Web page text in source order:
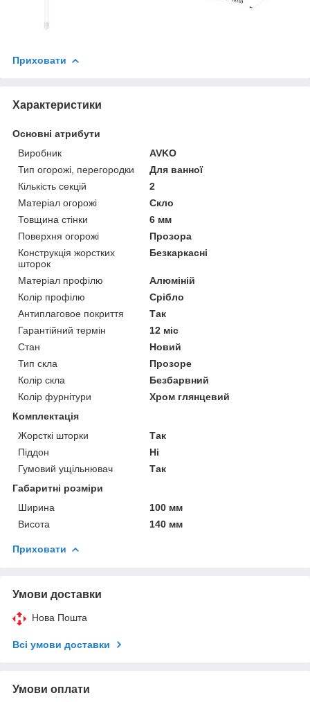
Приховати
Характеристики
Основні атрибути
Виробник
AVKO
Тип огорожі, перегородки
Для ванної
Кількість секцій
2
Матеріал огорожі
Скло
Товщина стінки
6 мм
Поверхня огорожі
Прозора
Конструкція жорстких
шторок
Безкаркасні
Матеріал профілю
Алюміній
Колір профілю
Срібло
Антиплаговое покриття
Так
Гарантійний термін
12 міс
Стан
Новий
Тип скла
Прозоре
Колір скла
Безбарвний
Колір фурнітури
Хром глянцевий
Комплектація
Жорсткі шторки
Так
Піддон
Ні
Гумовий ущільнювач
Так
Габаритні розміри
Ширина
100 мм
Висота
140 мм
Приховати
Умови доставки
Нова Пошта
Всі умови доставки
Умови оплати